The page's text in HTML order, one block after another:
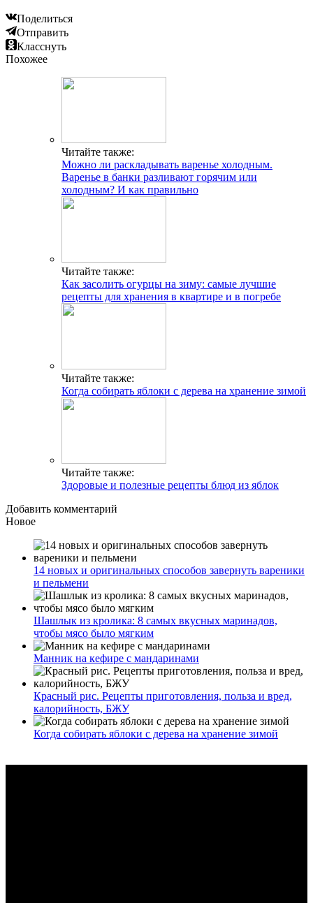
Поделиться
Отправить
Класснуть
Похожее
Читайте также:
Можно ли раскладывать варенье холодным.
Варенье в банки разливают горячим или
холодным? И как правильно
Читайте также:
Как засолить огурцы на зиму: самые лучшие
рецепты для хранения в квартире и в погребе
Читайте также:
Когда собирать яблоки с дерева на хранение зимой
Читайте также:
Здоровые и полезные рецепты блюд из яблок
Добавить комментарий
Новое
14 новых и оригинальных способов завернуть вареники
и пельмени
Шашлык из кролика: 8 самых вкусных маринадов,
чтобы мясо было мягким
Манник на кефире с мандаринами
Красный рис. Рецепты приготовления, польза и вред,
калорийность, БЖУ
Когда собирать яблоки с дерева на хранение зимой